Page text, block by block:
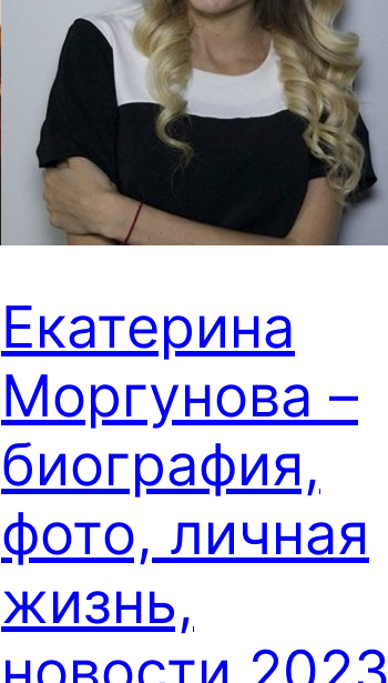
Екатерина
Моргунова –
биография,
фото, личная
жизнь,